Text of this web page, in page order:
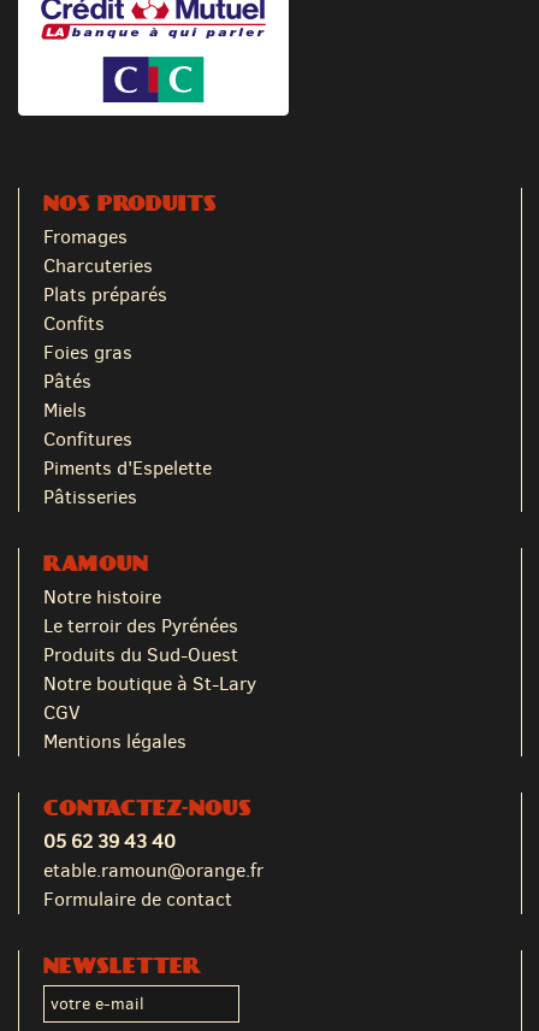
NOS PRODUITS
Fromages
Charcuteries
Plats préparés
Confits
Foies gras
Pâtés
Miels
Confitures
Piments d'Espelette
Pâtisseries
RAMOUN
Notre histoire
Le terroir des Pyrénées
Produits du Sud-Ouest
Notre boutique à St-Lary
CGV
Mentions légales
CONTACTEZ-NOUS
05 62 39 43 40
etable.ramoun@orange.fr
Formulaire de contact
NEWSLETTER